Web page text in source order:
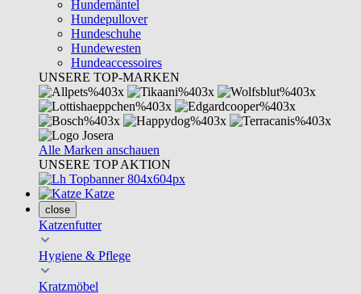
Hundemäntel
Hundepullover
Hundeschuhe
Hundewesten
Hundeaccessoires
UNSERE TOP-MARKEN
Alle Marken anschauen
UNSERE TOP AKTION
Katze
close
Katzenfutter
Hygiene & Pflege
Kratzmöbel